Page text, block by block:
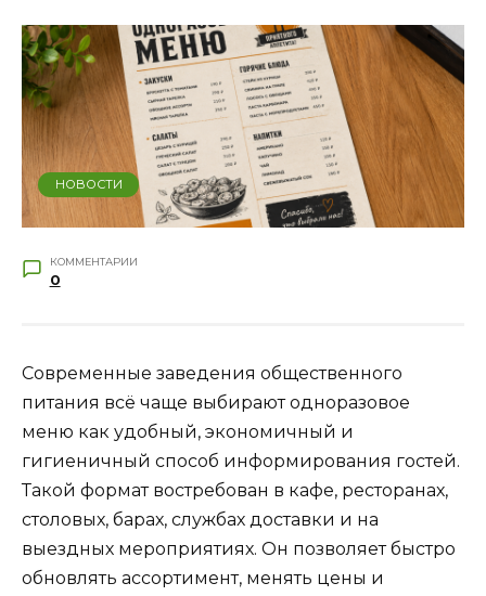
НОВОСТИ
КОММЕНТАРИИ
0
Современные заведения общественного
питания всё чаще выбирают одноразовое
меню как удобный, экономичный и
гигиеничный способ информирования гостей.
Такой формат востребован в кафе, ресторанах,
столовых, барах, службах доставки и на
выездных мероприятиях. Он позволяет быстро
обновлять ассортимент, менять цены и